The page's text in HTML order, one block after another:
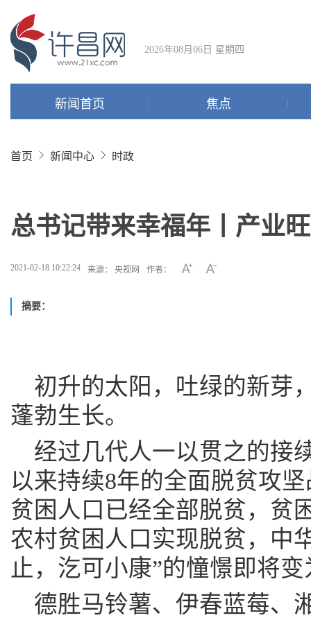
2026年08月06日 星期四
新闻首页 焦点
首页 新闻中心 时政
总书记带来幸福年丨产业
2021-02-18 10:22:24 来源： 央视网 作者：
摘要：
初升的太阳，吐绿的新芽
蓬勃生长。
经过几代人一以贯之的接
以来持续8年的全面脱贫攻
贫困人口已经全部脱贫，贫
农村贫困人口实现脱贫，中
止，汔可小康”的憧憬即将
德胜马铃薯、伊春蓝莓